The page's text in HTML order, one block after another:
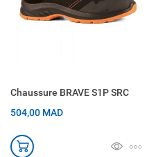
Chaussure BRAVE S1P SRC
504,00 MAD